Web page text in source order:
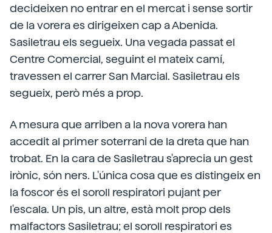
decideixen no entrar en el mercat i sense sortir
de la vorera es dirigeixen cap a Abenida.
Sasiletrau els segueix. Una vegada passat el
Centre Comercial, seguint el mateix camí,
travessen el carrer San Marcial. Sasiletrau els
segueix, però més a prop.
A mesura que arriben a la nova vorera han
accedit al primer soterrani de la dreta que han
trobat. En la cara de Sasiletrau s'aprecia un gest
irònic, són ners. L'única cosa que es distingeix en
la foscor és el soroll respiratori pujant per
l'escala. Un pis, un altre, està molt prop dels
malfactors Sasiletrau; el soroll respiratori es